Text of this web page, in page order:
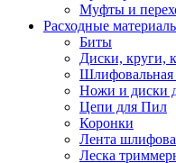
Муфты и
Расходные
Биты
Диски, круги,
Шлифовальная
Ножи и диски
Цепи для Пил
Коронки
Лента
Леска